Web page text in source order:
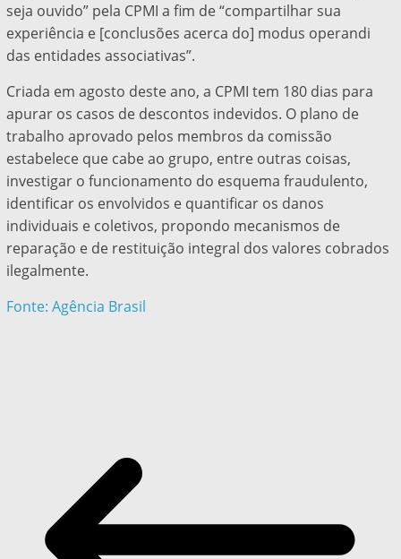
seja ouvido” pela CPMI a fim de “compartilhar sua
experiência e [conclusões acerca do] modus operandi
das entidades associativas”.
Criada em agosto deste ano, a CPMI tem 180 dias para
apurar os casos de descontos indevidos. O plano de
trabalho aprovado pelos membros da comissão
estabelece que cabe ao grupo, entre outras coisas,
investigar o funcionamento do esquema fraudulento,
identificar os envolvidos e quantificar os danos
individuais e coletivos, propondo mecanismos de
reparação e de restituição integral dos valores cobrados
ilegalmente.
Fonte: Agência Brasil